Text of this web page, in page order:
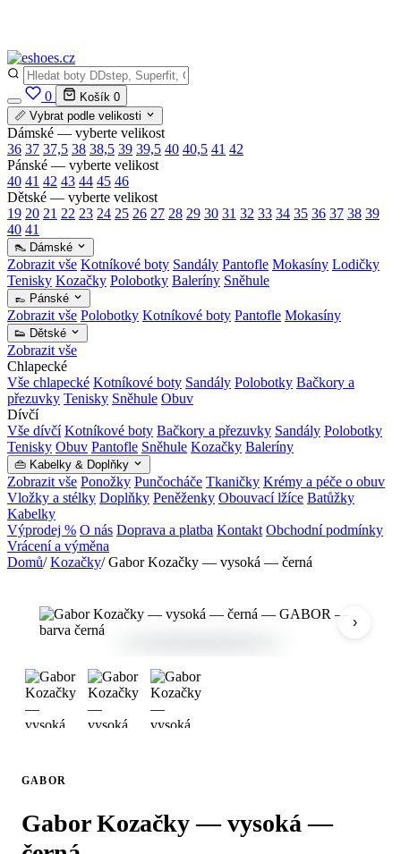
0 Košík 0
📏 Vybrat podle velikosti
Dámské — vyberte velikost
36 37 37,5 38 38,5 39 39,5 40 40,5 41 42
Pánské — vyberte velikost
40 41 42 43 44 45 46
Dětské — vyberte velikost
19 20 21 22 23 24 25 26 27 28 29 30 31 32 33 34 35 36 37 38 39
40 41
👠 Dámské
Zobrazit vše Kotníkové boty Sandály Pantofle Mokasíny Lodičky
Tenisky Kozačky Polobotky Baleríny Sněhule
👞 Pánské
Zobrazit vše Polobotky Kotníkové boty Pantofle Mokasíny
👟 Dětské
Zobrazit vše
Chlapecké
Vše chlapecké Kotníkové boty Sandály Polobotky Bačkory a
přezuvky Tenisky Sněhule Obuv
Dívčí
Vše dívčí Kotníkové boty Bačkory a přezuvky Sandály Polobotky
Tenisky Obuv Pantofle Sněhule Kozačky Baleríny
👜 Kabelky & Doplňky
Zobrazit vše Ponožky Punčocháče Tkaničky Krémy a péče o obuv
Vložky a stélky Doplňky Peněženky Obouvací lžíce Batůžky
Kabelky
Výprodej % O nás Doprava a platba Kontakt Obchodní podmínky
Vrácení a výměna
Domů/ Kozačky/ Gabor Kozačky — vysoká — černá
›
GABOR
Gabor Kozačky — vysoká —